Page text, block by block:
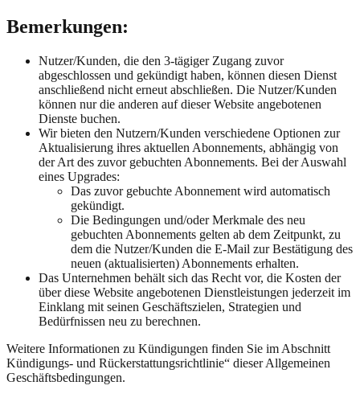
Bemerkungen:
Nutzer/Kunden, die den 3-tägiger Zugang zuvor
abgeschlossen und gekündigt haben, können diesen Dienst
anschließend nicht erneut abschließen. Die Nutzer/Kunden
können nur die anderen auf dieser Website angebotenen
Dienste buchen.
Wir bieten den Nutzern/Kunden verschiedene Optionen zur
Aktualisierung ihres aktuellen Abonnements, abhängig von
der Art des zuvor gebuchten Abonnements. Bei der Auswahl
eines Upgrades:
Das zuvor gebuchte Abonnement wird automatisch
gekündigt.
Die Bedingungen und/oder Merkmale des neu
gebuchten Abonnements gelten ab dem Zeitpunkt, zu
dem die Nutzer/Kunden die E-Mail zur Bestätigung des
neuen (aktualisierten) Abonnements erhalten.
Das Unternehmen behält sich das Recht vor, die Kosten der
über diese Website angebotenen Dienstleistungen jederzeit im
Einklang mit seinen Geschäftszielen, Strategien und
Bedürfnissen neu zu berechnen.
Weitere Informationen zu Kündigungen finden Sie im Abschnitt
Kündigungs- und Rückerstattungsrichtlinie“ dieser Allgemeinen
Geschäftsbedingungen.